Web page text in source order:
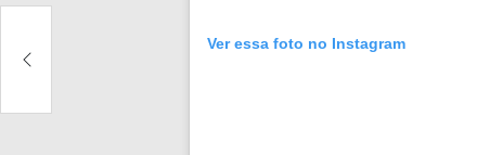
Ver essa foto no Instagram